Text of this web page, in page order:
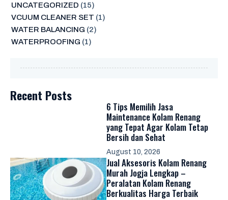
UNCATEGORIZED (15)
VCUUM CLEANER SET (1)
WATER BALANCING (2)
WATERPROOFING (1)
Recent Posts
6 Tips Memilih Jasa
Maintenance Kolam Renang
yang Tepat Agar Kolam Tetap
Bersih dan Sehat
August 10, 2026
Jual Aksesoris Kolam Renang
Murah Jogja Lengkap –
Peralatan Kolam Renang
Berkualitas Harga Terbaik